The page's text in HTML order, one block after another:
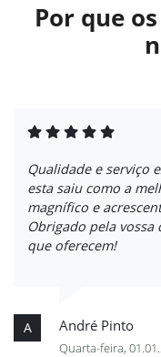
Por que
Qualidade e serviço
esta saiu como a
magnífico e
Obrigado pela
que oferecem!
A André Pinto
Quarta-feira,